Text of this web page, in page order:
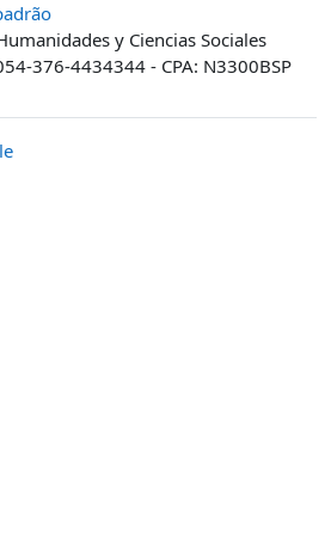
y Ciencias Sociales
376-4434344 - CPA: N3300BSP